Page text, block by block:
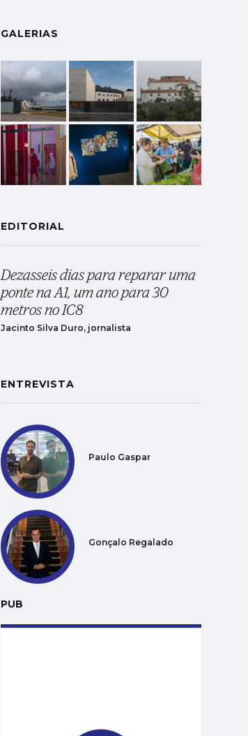
GALERIAS
EDITORIAL
Dezasseis dias para reparar uma
ponte na A1, um ano para 30
metros no IC8
Jacinto Silva Duro, jornalista
ENTREVISTA
Paulo Gaspar
Gonçalo Regalado
PUB